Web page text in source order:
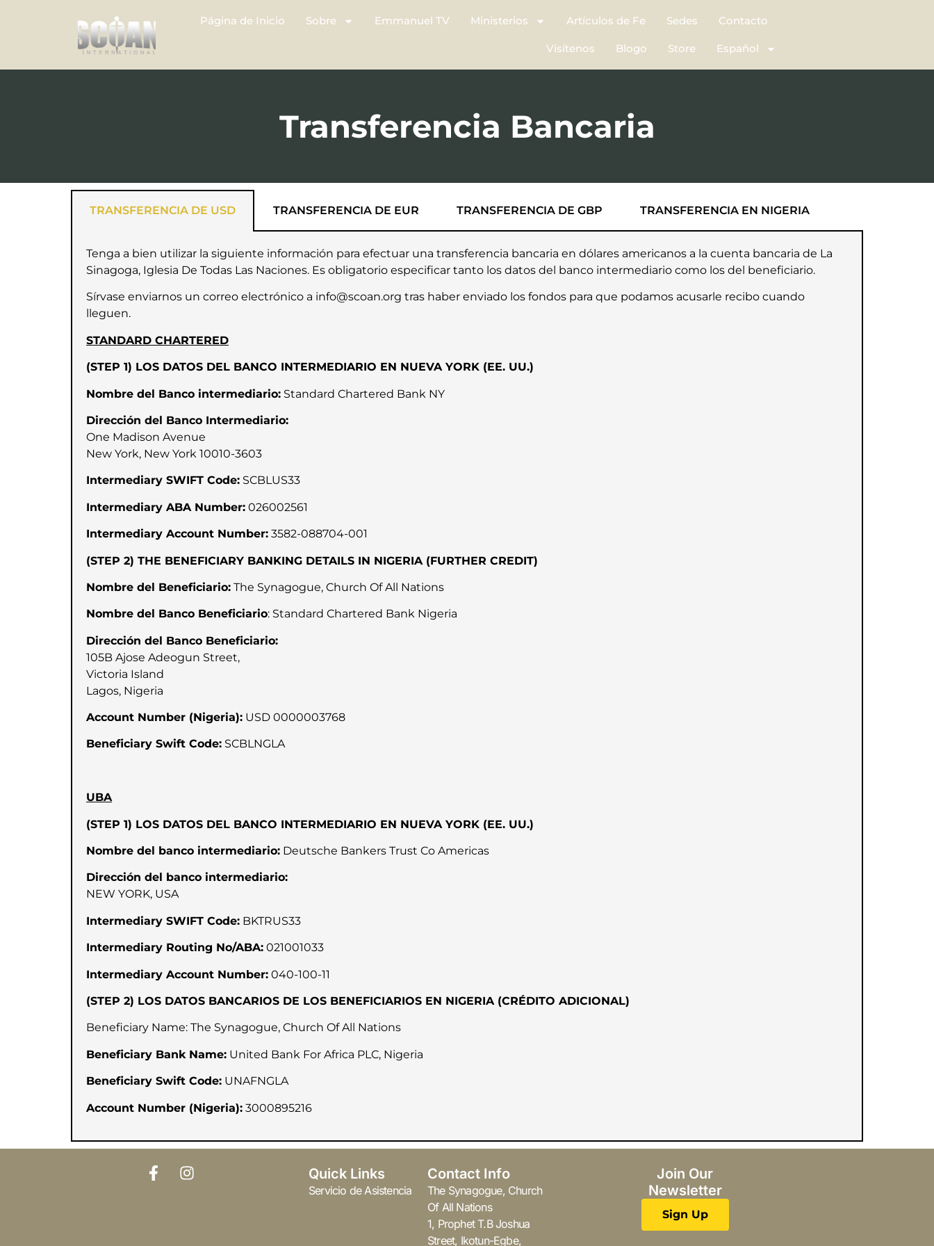
Página de Inicio Sobre Emmanuel TV Ministerios Artículos de Fe Sedes Contacto
Visítenos Blogo Store Español
Transferencia Bancaria
TRANSFERENCIA DE USD TRANSFERENCIA DE EUR TRANSFERENCIA DE GBP TRANSFERENCIA EN NIGERIA
Tenga a bien utilizar la siguiente información para efectuar una transferencia bancaria en dólares americanos a la cuenta bancaria de La
Sinagoga, Iglesia De Todas Las Naciones. Es obligatorio especificar tanto los datos del banco intermediario como los del beneficiario.
Sírvase enviarnos un correo electrónico a info@scoan.org tras haber enviado los fondos para que podamos acusarle recibo cuando
lleguen.
STANDARD CHARTERED
(STEP 1) LOS DATOS DEL BANCO INTERMEDIARIO EN NUEVA YORK (EE. UU.)
Nombre del Banco intermediario: Standard Chartered Bank NY
Dirección del Banco Intermediario:
One Madison Avenue
New York, New York 10010-3603
Intermediary SWIFT Code: SCBLUS33
Intermediary ABA Number: 026002561
Intermediary Account Number: 3582-088704-001
(STEP 2) THE BENEFICIARY BANKING DETAILS IN NIGERIA (FURTHER CREDIT)
Nombre del Beneficiario: The Synagogue, Church Of All Nations
Nombre del Banco Beneficiario: Standard Chartered Bank Nigeria
Dirección del Banco Beneficiario:
105B Ajose Adeogun Street,
Victoria Island
Lagos, Nigeria
Account Number (Nigeria): USD 0000003768
Beneficiary Swift Code: SCBLNGLA
UBA
(STEP 1) LOS DATOS DEL BANCO INTERMEDIARIO EN NUEVA YORK (EE. UU.)
Nombre del banco intermediario: Deutsche Bankers Trust Co Americas
Dirección del banco intermediario:
NEW YORK, USA
Intermediary SWIFT Code: BKTRUS33
Intermediary Routing No/ABA: 021001033
Intermediary Account Number: 040-100-11
(STEP 2) LOS DATOS BANCARIOS DE LOS BENEFICIARIOS EN NIGERIA (CRÉDITO ADICIONAL)
Beneficiary Name: The Synagogue, Church Of All Nations
Beneficiary Bank Name: United Bank For Africa PLC, Nigeria
Beneficiary Swift Code: UNAFNGLA
Account Number (Nigeria): 3000895216
Quick Links
Servicio de Asistencia
Contact Info
The Synagogue, Church
Of All Nations
1, Prophet T.B Joshua
Street, Ikotun-Egbe,
Join Our
Newsletter
Sign Up